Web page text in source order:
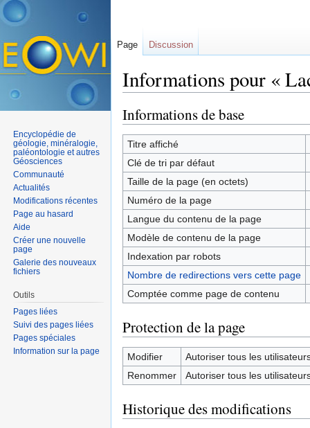
Informations pour «
Informations de base
Titre affiché
Clé de tri par défaut
Taille de la page (en octets)
Numéro de la page
Langue du contenu de la page
Modèle de contenu de la page
Indexation par robots
Nombre de redirections vers cette page
Comptée comme page de contenu
Protection de la page
Modifier
Autoriser tous les
Renommer
Autoriser tous les
Historique des modifications
Page Discussion
Encyclopédie de
géologie, minéralogie,
paléontologie et autres
Géosciences
Communauté
Actualités
Modifications récentes
Page au hasard
Aide
Créer une nouvelle
page
Galerie des nouveaux
fichiers
Outils
Pages liées
Suivi des pages liées
Pages spéciales
Information sur la page